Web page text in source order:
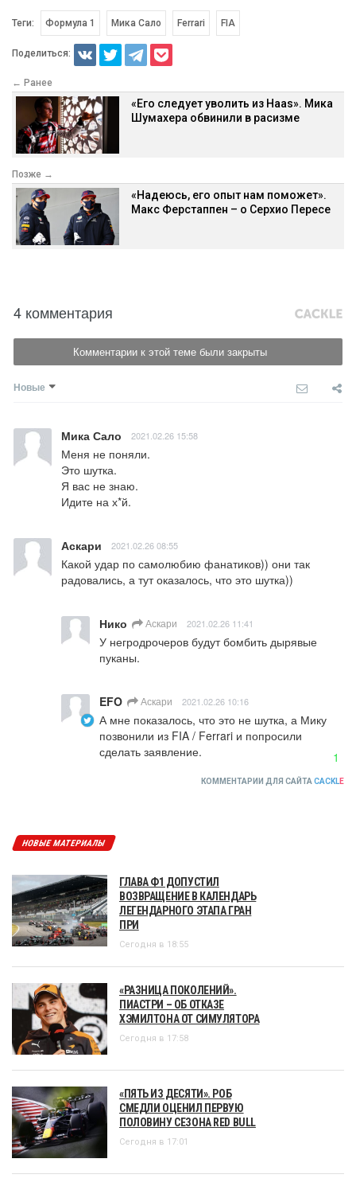
Теги: Формула 1 Мика Сало Ferrari FIA
Поделиться:
← Ранее
«Его следует уволить из Haas». Мика
Шумахера обвинили в расизме
Позже →
«Надеюсь, его опыт нам поможет».
Макс Ферстаппен – о Серхио Пересе
4 комментария
Комментарии к этой теме были закрыты
Новые
Мика Сало 2021.02.26 15:58
Меня не поняли.
Это шутка.
Я вас не знаю.
Идите на х*й.
Аскари 2021.02.26 08:55
Какой удар по самолюбию фанатиков)) они так
радовались, а тут оказалось, что это шутка))
Нико Аскари 2021.02.26 11:41
У негродрочеров будут бомбить дырявые
пуканы.
EFO Аскари 2021.02.26 10:16
А мне показалось, что это не шутка, а Мику
позвонили из FIA / Ferrari и попросили
сделать заявление.
1
КОММЕНТАРИИ ДЛЯ САЙТА CACKLE
НОВЫЕ МАТЕРИАЛЫ
ГЛАВА Ф1 ДОПУСТИЛ
ВОЗВРАЩЕНИЕ В КАЛЕНДАРЬ
ЛЕГЕНДАРНОГО ЭТАПА ГРАН
ПРИ
Сегодня в 18:55
«РАЗНИЦА ПОКОЛЕНИЙ».
ПИАСТРИ – ОБ ОТКАЗЕ
ХЭМИЛТОНА ОТ СИМУЛЯТОРА
Сегодня в 17:58
«ПЯТЬ ИЗ ДЕСЯТИ». РОБ
СМЕДЛИ ОЦЕНИЛ ПЕРВУЮ
ПОЛОВИНУ СЕЗОНА RED BULL
Сегодня в 17:01